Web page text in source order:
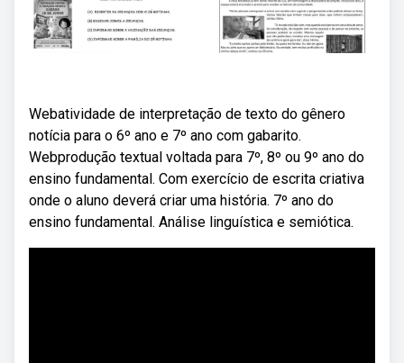
Webatividade de interpretação de texto do gênero
notícia para o 6º ano e 7º ano com gabarito.
Webprodução textual voltada para 7º, 8º ou 9º ano do
ensino fundamental. Com exercício de escrita criativa
onde o aluno deverá criar uma história. 7º ano do
ensino fundamental. Análise linguística e semiótica.